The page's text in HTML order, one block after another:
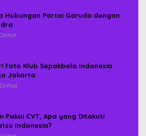
Hubungan Partai Garuda dengan
Foto Klub Sepakbola Indonesia
Jakarta
Pakai CVT, Apa yang Ditakuti
Indonesia?